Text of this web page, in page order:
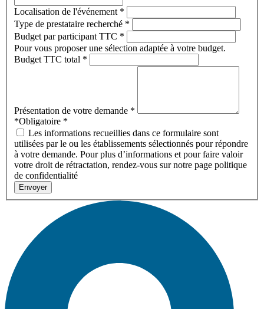
Localisation de l'événement *
Type de prestataire recherché *
Budget par participant TTC *
Pour vous proposer une sélection adaptée à votre budget.
Budget TTC total *
Présentation de votre demande *
*Obligatoire *
Les informations recueillies dans ce formulaire sont
utilisées par le ou les établissements sélectionnés pour répondre
à votre demande. Pour plus d’informations et pour faire valoir
votre droit de rétractation, rendez-vous sur notre page politique
de confidentialité
Envoyer